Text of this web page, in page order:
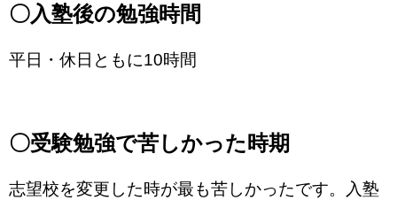
〇入塾後の勉強時間
平日・休日ともに10時間
〇受験勉強で苦しかった時期
志望校を変更した時が最も苦しかったです。入塾